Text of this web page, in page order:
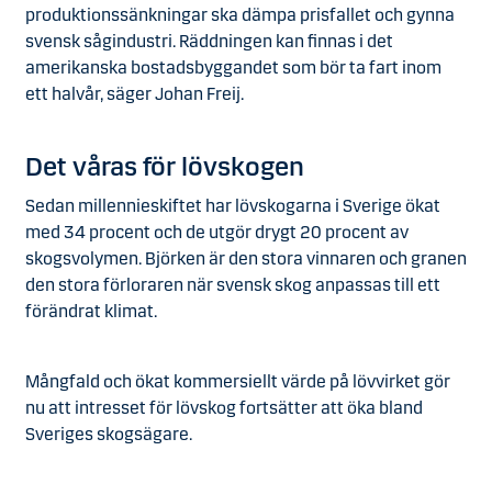
produktionssänkningar ska dämpa prisfallet och gynna
svensk sågindustri. Räddningen kan finnas i det
amerikanska bostadsbyggandet som bör ta fart inom
ett halvår, säger Johan Freij.
Det våras för lövskogen
Sedan millennieskiftet har lövskogarna i Sverige ökat
med 34 procent och de utgör drygt 20 procent av
skogsvolymen. Björken är den stora vinnaren och granen
den stora förloraren när svensk skog anpassas till ett
förändrat klimat.
Mångfald och ökat kommersiellt värde på lövvirket gör
nu att intresset för lövskog fortsätter att öka bland
Sveriges skogsägare.